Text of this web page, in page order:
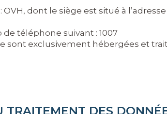
OVH, dont le siège est situé à
téléphone suivant : 1007
sont exclusivement hébergées et
DES